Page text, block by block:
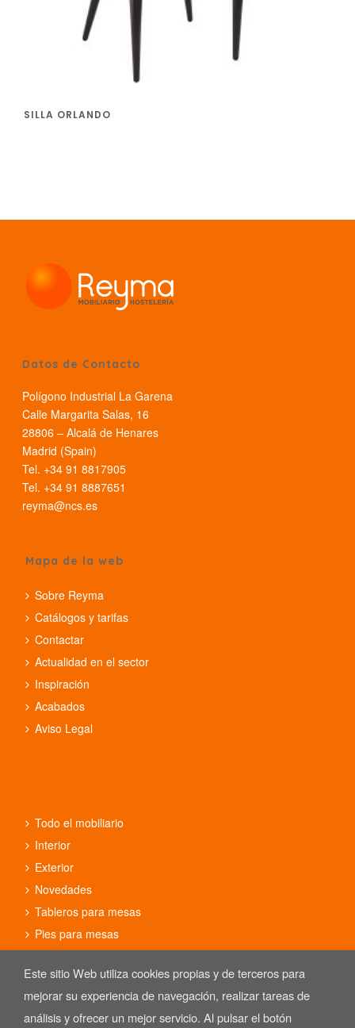
SILLA ORLANDO
Datos de Contacto
Polígono Industrial La Garena
Calle Margarita Salas, 16
28806 – Alcalá de Henares
Madrid (Spain)
Tel. +34 91 8817905
Tel. +34 91 8887651
reyma@ncs.es
Mapa de la web
Sobre Reyma
Catálogos y tarifas
Contactar
Actualidad en el sector
Inspiración
Acabados
Aviso Legal
Todo el mobiliario
Interior
Exterior
Novedades
Tableros para mesas
Pies para mesas
Conjuntos
Este sitio Web utiliza cookies propias y de terceros para
mejorar su experiencia de navegación, realizar tareas de
análisis y ofrecer un mejor servicio. Al pulsar el botón